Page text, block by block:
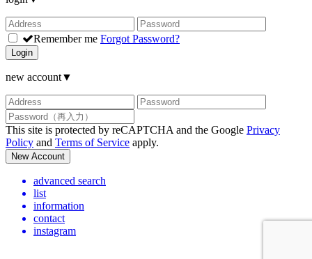
Remember me Forgot Password?
Login
new account▼
This site is protected by reCAPTCHA and the Google Privacy
Policy and Terms of Service apply.
New Account
advanced search
list
information
contact
instagram